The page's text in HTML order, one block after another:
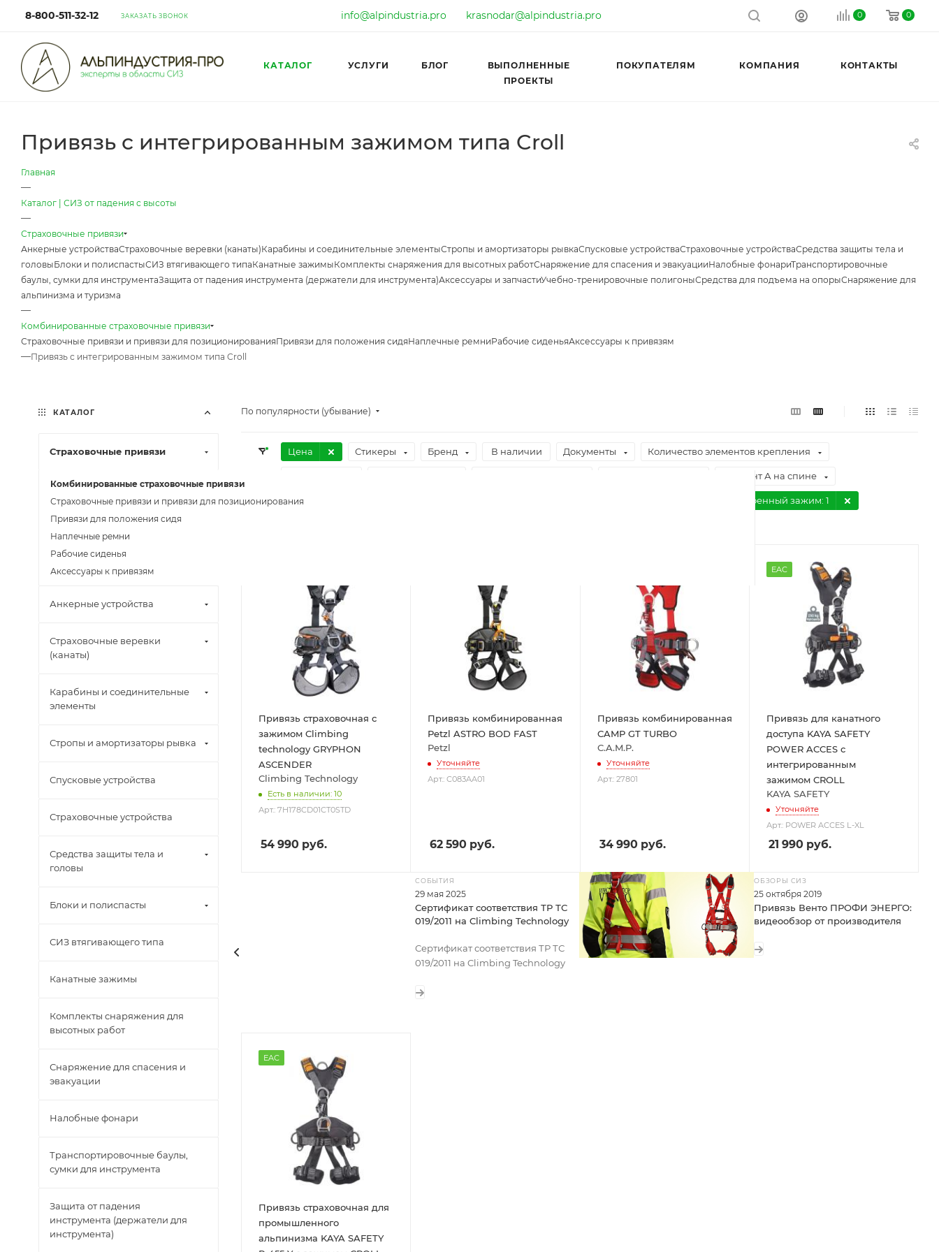
8-800-511-32-12 ЗАКАЗАТЬ ЗВОНОК info@alpindustria.pro krasnodar@alpindustria.pro 0 0
КАТАЛОГ УСЛУГИ БЛОГ
ВЫПОЛНЕННЫЕ
ПРОЕКТЫ
ПОКУПАТЕЛЯМ КОМПАНИЯ КОНТАКТЫ
Привязь с интегрированным зажимом типа Croll
Главная
—
Каталог | СИЗ от падения с высоты
—
Страховочные привязи
Анкерные устройстваСтраховочные веревки (канаты)Карабины и соединительные элементыСтропы и амортизаторы рывкаСпусковые устройстваСтраховочные устройстваСредства защиты тела и
головыБлоки и полиспастыСИЗ втягивающего типаКанатные зажимыКомплекты снаряжения для высотных работСнаряжение для спасения и эвакуацииНалобные фонариТранспортировочные
баулы, сумки для инструментаЗащита от падения инструмента (держатели для инструмента)Аксессуары и запчастиУчебно-тренировочные полигоныСредства для подъема на опорыСнаряжение для
альпинизма и туризма
—
Комбинированные страховочные привязи
Страховочные привязи и привязи для позиционированияПривязи для положения сидяНаплечные ремниРабочие сиденьяАксессуары к привязям
—Привязь с интегрированным зажимом типа Croll
По популярности (убывание)
Цена Стикеры Бренд В наличии Документы Количество элементов крепления
Элемент А на спине
Элемент А на груди Встроенный зажим: 1
Привязь страховочная с
зажимом Climbing
technology GRYPHON
ASCENDER
Climbing Technology
Есть в наличии: 10
Арт.: 7H178CD01CT0STD
54 990 руб.
Привязь комбинированная
Petzl ASTRO BOD FAST
Petzl
Уточняйте
Арт.: C083AA01
62 590 руб.
Привязь комбинированная
CAMP GT TURBO
C.A.M.P.
Уточняйте
Арт.: 27801
34 990 руб.
EAC
Привязь для канатного
доступа KAYA SAFETY
POWER ACCES с
интегрированным
зажимом CROLL
KAYA SAFETY
Уточняйте
Арт.: POWER ACCES L-XL
21 990 руб.
СОБЫТИЯ
29 мая 2025
Сертификат соответствия ТР ТС
019/2011 на Climbing Technology
Сертификат соответствия ТР ТС
019/2011 на Climbing Technology
ОБЗОРЫ СИЗ
25 октября 2019
Привязь Венто ПРОФИ ЭНЕРГО:
видеообзор от производителя
EAC
Привязь страховочная для
промышленного
альпинизма KAYA SAFETY
КАТАЛОГ
Страховочные привязи
Комбинированные страховочные привязи
Страховочные привязи и привязи для позиционирования
Привязи для положения сидя
Наплечные ремни
Рабочие сиденья
Аксессуары к привязям
Анкерные устройства
Страховочные веревки
(канаты)
Карабины и соединительные
элементы
Стропы и амортизаторы рывка
Спусковые устройства
Страховочные устройства
Средства защиты тела и
головы
Блоки и полиспасты
СИЗ втягивающего типа
Канатные зажимы
Комплекты снаряжения для
высотных работ
Снаряжение для спасения и
эвакуации
Налобные фонари
Транспортировочные баулы,
сумки для инструмента
Защита от падения
инструмента (держатели для
инструмента)